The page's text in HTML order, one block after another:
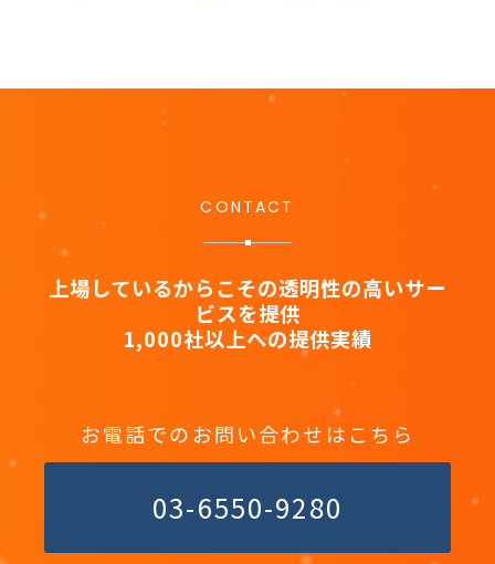
CONTACT
上場しているからこその透明性の高いサー
ビスを提供
1,000社以上への提供実績
お電話でのお問い合わせはこちら
03-6550-9280